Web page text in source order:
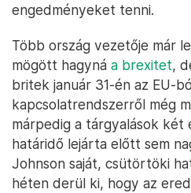
engedményeket tenni.
Több ország vezetője már
mögött hagyná a brexitet,
britek január 31-én az EU-
kapcsolatrendszerről még
márpedig a tárgyalások két
határidő lejárta előtt sem
Johnson saját, csütörtöki
héten derül ki, hogy az